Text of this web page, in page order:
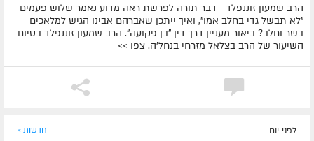
הרב שמעון זוננפלד - דבר תורה לפרשת ראה מדוע נאמר שלוש פעמים
"לא תבשל גדי בחלב אמו", ואיך ייתכן שאברהם אבינו הגיש למלאכים
בשר וחלב? ביאור מעניין דרך דין "בן פקועה". הרב שמעון זוננפלד בסיום
השיעור של הרב בצלאל מזרחי בנחל'ה. צפו >>
לפני יום חדשות »